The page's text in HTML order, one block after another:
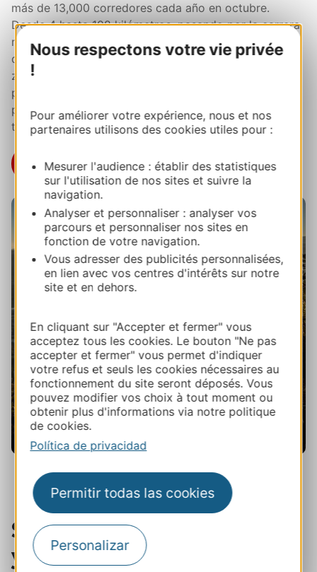
Nous respectons votre vie privée
!
Pour améliorer votre expérience, nous et nos
partenaires utilisons des cookies utiles pour :
Mesurer l'audience : établir des statistiques
sur l'utilisation de nos sites et suivre la
navigation.
Analyser et personnaliser : analyser vos
parcours et personnaliser nos sites en
fonction de votre navigation.
Vous adresser des publicités personnalisées,
en lien avec vos centres d'intérêts sur notre
site et en dehors.
En cliquant sur "Accepter et fermer" vous
acceptez tous les cookies. Le bouton "Ne pas
accepter et fermer" vous permet d'indiquer
votre refus et seuls les cookies nécessaires au
fonctionnement du site seront déposés. Vous
pouvez modifier vos choix à tout moment ou
obtenir plus d'informations via notre politique
de cookies.
Política de privacidad
Permitir todas las cookies
Personalizar
más de 13,000 corredores cada año en octubre.
Desde 4 hasta 108 kilómetros, pasando por la carrera
reina, el "Grand Trail des Templiers" (80 km), ¡seguro
que encontrarás algo a tu medida! Y hablando de
zapatos, los Templiers también es una feria donde
puedes probar las últimas novedades de los
proveedores de equipo y conocer otros destinos de
trail en Occitania.
Festival des templiers
Sud Aveyron, entre valle
y meseta de Larzac